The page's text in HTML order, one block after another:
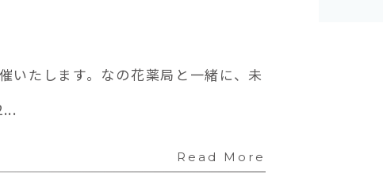
たします。なの花薬局と一緒に、未
Read More